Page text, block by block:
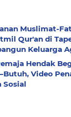
Muslimat-
Qur'an di
Keluarga
Hendak
Video
Sosial